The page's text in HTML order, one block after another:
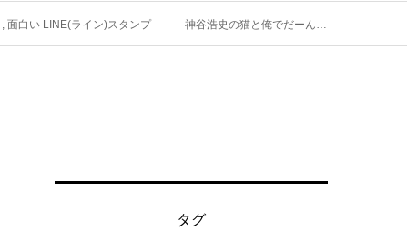
, 面白い LINE(ライン)スタンプ 神谷浩史の猫と俺でだーんにょーん！しませんか？！
タグ